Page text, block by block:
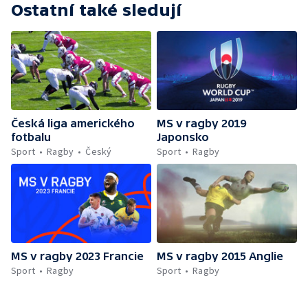
Ostatní také sledují
Česká liga amerického
fotbalu
Sport
Ragby Český
MS v ragby 2019
Japonsko
Sport
Ragby
MS v ragby 2023 Francie
Sport
Ragby
MS v ragby 2015 Anglie
Sport
Ragby